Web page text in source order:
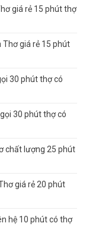
giá rẻ 15 phút thợ
giá rẻ 15 phút
30 phút thợ có
30 phút thợ có
chất lượng 25 phút
giá rẻ 20 phút
hệ 10 phút có thợ